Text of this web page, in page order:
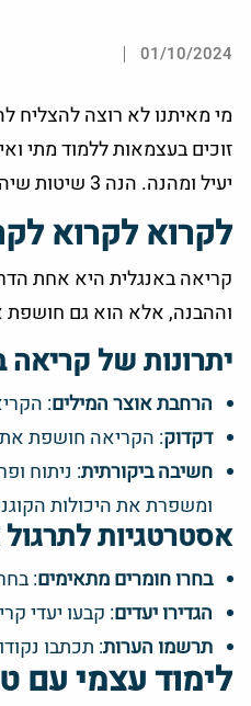
01/10/2024
מי מאיתנו לא רוצה להצליח
זוכים בעצמאות ללמוד מתי
יעיל ומהנה. הנה 3 שיטות שיהפכו את לימודי האנגלית שלכם לחוויה חיובית ומעשירה.
לקרוא לקרוא
קריאה באנגלית היא אחת
וההבנה, אלא הוא גם חושפת
יתרונות של קריאה
הרחבת אוצר המילים:
דקדוק: הקריאה חושפת את
חשיבה ביקורתית: ניתוח
ומשפרת את היכולות
אסטרטגיות
בחרו חומרים מתאימים:
הגדירו יעדים: קבעו יעדי
תרשמו הערות: תכתבו
לימוד עצמי עם